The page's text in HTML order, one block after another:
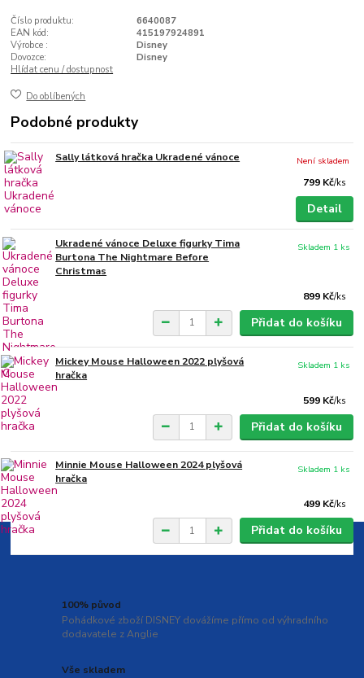
Číslo produktu:
6640087
EAN kód:
415197924891
Výrobce :
Disney
Dovozce:
Disney
Hlídat cenu / dostupnost
Do oblíbených
Podobné produkty
Sally látková hračka Ukradené vánoce
799 Kč/ks
Není skladem
Detail
Ukradené vánoce Deluxe figurky Tima
Burtona The Nightmare Before
Christmas
899 Kč/ks
Skladem 1 ks
Přidat do košíku
Mickey Mouse Halloween 2022 plyšová
hračka
599 Kč/ks
Skladem 1 ks
Přidat do košíku
Minnie Mouse Halloween 2024 plyšová
hračka
499 Kč/ks
Skladem 1 ks
Přidat do košíku
100% původ
Pohádkové zboží DISNEY dovážíme přímo od výhradního
dodavatele z Anglie
Vše skladem